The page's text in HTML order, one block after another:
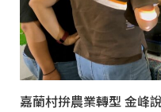
嘉蘭村拚農業轉型 金峰